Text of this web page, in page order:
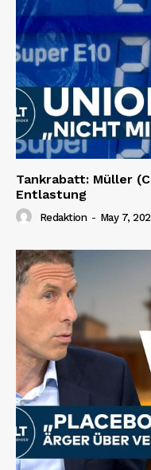
Tankrabatt: Müller
Entlastung
Redaktion - May 7,